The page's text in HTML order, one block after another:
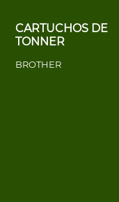
CARTUCHOS DE
TONNER
BROTHER